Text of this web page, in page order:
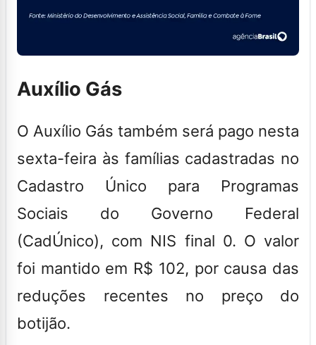
Auxílio Gás
O Auxílio Gás também será pago nesta
sexta-feira às famílias cadastradas no
Cadastro Único para Programas
Sociais do Governo Federal
(CadÚnico), com NIS final 0. O valor
foi mantido em R$ 102, por causa das
reduções recentes no preço do
botijão.